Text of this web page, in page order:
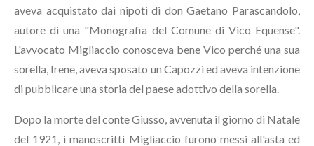
aveva acquistato dai nipoti di don Gaetano Parascandolo,
autore di una "Monografia del Comune di Vico Equense".
L'avvocato Migliaccio conosceva bene Vico perché una sua
sorella, Irene, aveva sposato un Capozzi ed aveva intenzione
di pubblicare una storia del paese adottivo della sorella.
Dopo la morte del conte Giusso, avvenuta il giorno di Natale
del 1921, i manoscritti Migliaccio furono messi all'asta ed